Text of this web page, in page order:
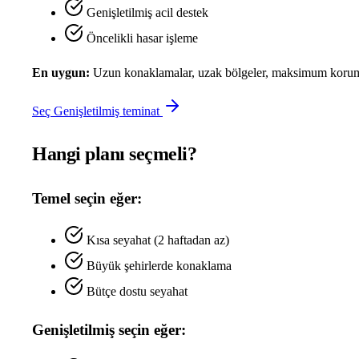
Genişletilmiş acil destek
Öncelikli hasar işleme
En uygun: Uzun konaklamalar, uzak bölgeler, maksimum
Seç Genişletilmiş teminat
Hangi planı seçmeli?
Temel seçin eğer:
Kısa seyahat (2 haftadan az)
Büyük şehirlerde konaklama
Bütçe dostu seyahat
Genişletilmiş seçin eğer: